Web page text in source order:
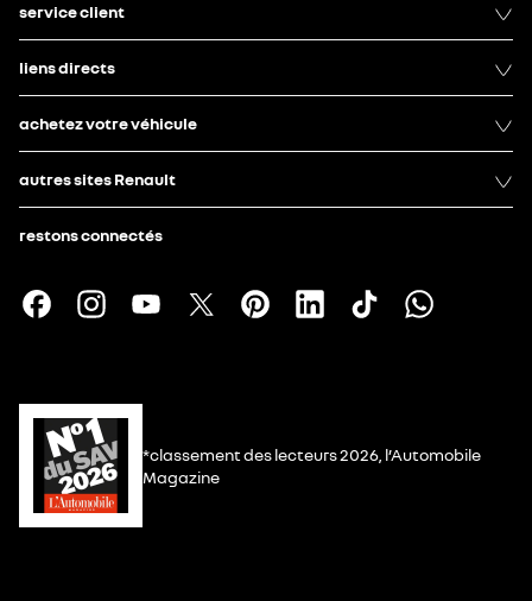
service client
liens directs
achetez votre véhicule
autres sites Renault
restons connectés
*classement des lecteurs 2026, l’Automobile
Magazine